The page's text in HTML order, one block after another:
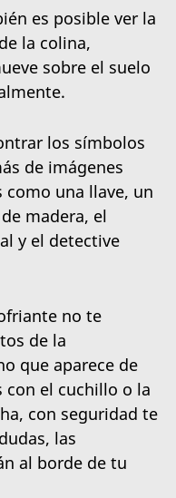
es posible ver la
la colina,
sobre el suelo
los símbolos
de imágenes
como una llave, un
madera, el
y el detective
no te
de la
que aparece de
con el cuchillo o la
con seguridad te
las
al borde de tu